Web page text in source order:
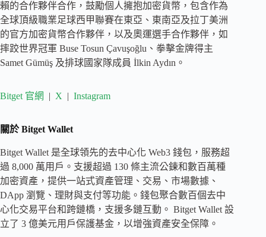
賴的合作夥伴合作，鼓勵個人擁抱加密貨幣，包含作為
全球頂級職業足球西甲聯賽在東亞、東南亞及拉丁美洲
的官方加密貨幣合作夥伴，以及奧運選手合作夥伴，如
摔跤世界冠軍 Buse Tosun Çavuşoğlu、拳擊金牌得主
Samet Gümüş 及排球國家隊成員 İlkin Aydın。
Bitget 官網 | X | Instagram
關於 Bitget Wallet
Bitget Wallet 是全球領先的去中心化 Web3 錢包，服務超
過 8,000 萬用戶。支援超過 130 條主流公鍊和數百萬種
加密資產，提供一站式資產管理、交易、市場數據、
DApp 瀏覽、理財與支付等功能。錢包聚合數百個去中
心化交易平台和跨鏈橋，支援多鏈互動。 Bitget Wallet 設
立了 3 億美元用戶保護基金，以增強資產安全保障。